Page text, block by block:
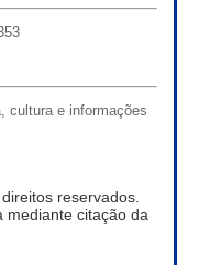
cultura e informações
reservados.
mediante citação da